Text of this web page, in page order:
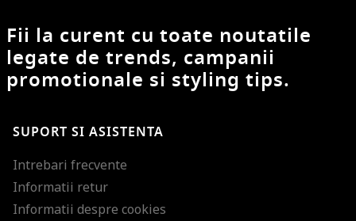
Fii la curent cu toate noutatile
legate de trends, campanii
promotionale si styling tips.
SUPORT SI ASISTENTA
Intrebari frecvente
Informatii retur
Informatii despre cookies